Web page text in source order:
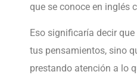
que se conoce en inglés
Eso significaría decir
tus pensamientos, sino
prestando atención a lo